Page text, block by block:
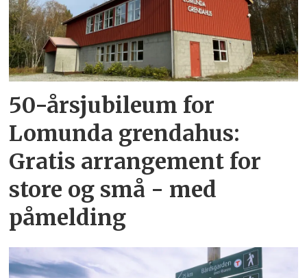
50-årsjubileum for
Lomunda grendahus:
Gratis arrangement for
store og små - med
påmelding